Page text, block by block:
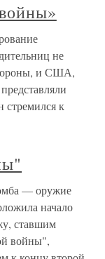
не
и США,
стремился к
— оружие
начало
ставшим
войны",